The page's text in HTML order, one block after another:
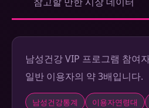
남성건강 VIP 프로그램 참여
일반 이용자의 약 3배입니다.
남성건강통계 이용자연령대